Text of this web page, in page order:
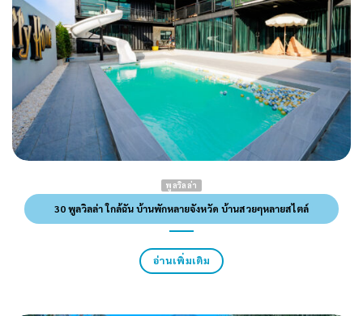
พูลวิลล่า
30 พูลวิลล่า ใกล้ฉัน บ้านพักหลายจังหวัด บ้านสวยๆหลายสไตล์
อ่านเพิ่มเติม